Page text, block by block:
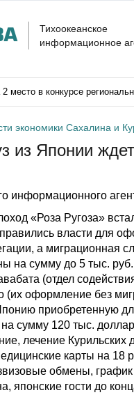
Тихоокеанское
информационное
место в конкурсе
экономики Сахалина и
из Японии
информационного
«Роза Ругоза»
власти для
а миграционная
на сумму до 5 тыс.
(отдел
(их оформление без
приобретенную
сумму 120 тыс.
лечение Курильских
карты на
обмены,
японские гости до